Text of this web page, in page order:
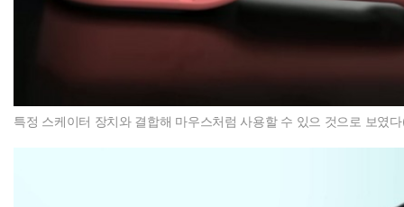
특정 스케이터 장치와 결합해 마우스처럼 사용할 수 있으 것으로 보였